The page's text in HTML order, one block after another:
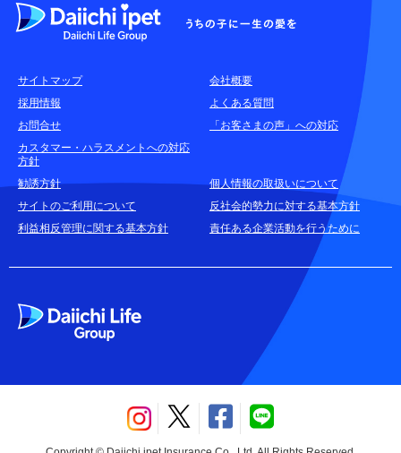
各種お問合せ窓口
耳や言葉の不自由なお客さまのお問合せ窓口
お申込みをご検討中のお客さま
(商品に関するお問合せ・資料請求)
資料請求はこちら
サイトマップ
会社概要
採用情報
よくある質問
お問合せ
「お客さまの声」への対応
カスタマー・ハラスメントへの対応
方針
勧誘方針
個人情報の取扱いについて
サイトのご利用について
反社会的勢力に対する基本方針
利益相反管理に関する基本方針
責任ある企業活動を行うために